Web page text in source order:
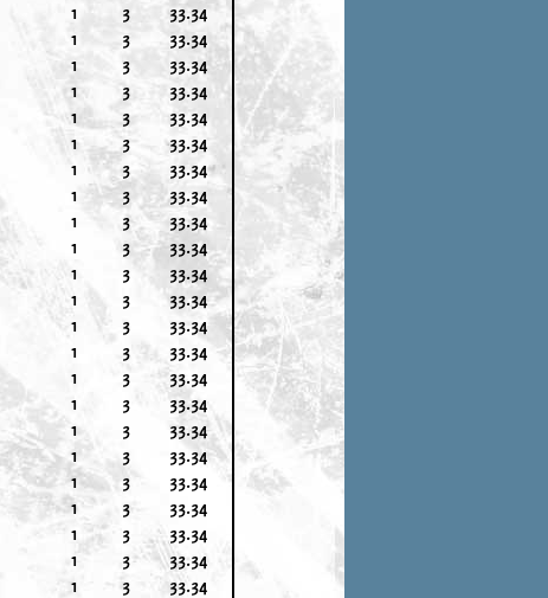
1 3
33.34
1 3
33.34
1 3
33.34
1 3
33.34
1 3
33.34
1 3
33.34
1 3
33.34
1 3
33.34
1 3
33.34
1 3
33.34
1 3
33.34
1 3
33.34
1 3
33.34
1 3
33.34
1 3
33.34
1 3
33.34
1 3
33.34
1 3
33.34
1 3
33.34
1 3
33.34
1 3
33.34
1 3
33.34
1 3
33.34